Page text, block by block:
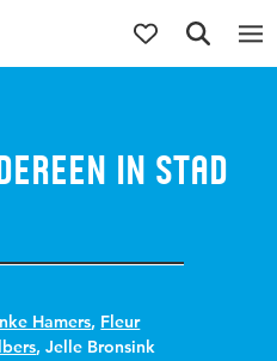
in stad
Hamers, Fleur
,Jelle Bronsink